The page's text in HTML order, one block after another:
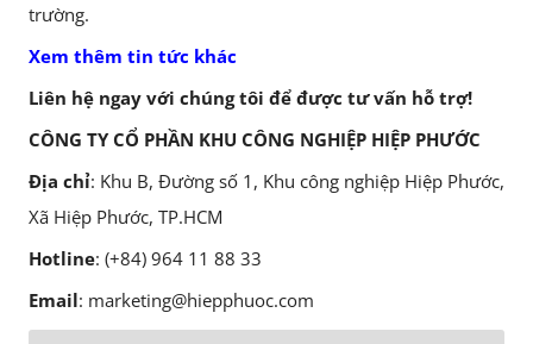
trường.
Xem thêm tin tức khác
Liên hệ ngay với chúng tôi để được tư vấn hỗ trợ!
CÔNG TY CỔ PHẦN KHU CÔNG NGHIỆP HIỆP PHƯỚC
Địa chỉ: Khu B, Đường số 1, Khu công nghiệp Hiệp Phước,
Xã Hiệp Phước, TP.HCM
Hotline: (+84) 964 11 88 33
Email: marketing@hiepphuoc.com